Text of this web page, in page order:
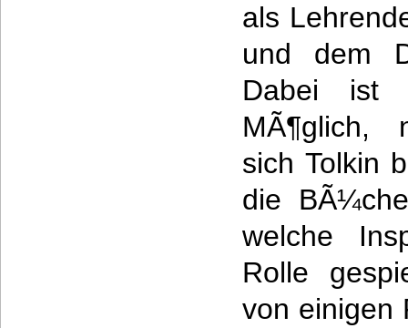
als
und dem
Dabei ist
MÃ¶glich,
sich Tolkin
die
welche
Rolle
von einigen